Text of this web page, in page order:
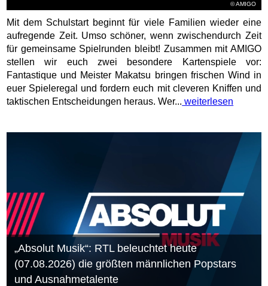
© AMIGO
Mit dem Schulstart beginnt für viele Familien wieder eine
aufregende Zeit. Umso schöner, wenn zwischendurch Zeit
für gemeinsame Spielrunden bleibt! Zusammen mit AMIGO
stellen wir euch zwei besondere Kartenspiele vor:
Fantastique und Meister Makatsu bringen frischen Wind in
euer Spieleregal und fordern euch mit cleveren Kniffen und
taktischen Entscheidungen heraus. Wer... weiterlesen
„Absolut Musik“: RTL beleuchtet heute
(07.08.2026) die größten männlichen Popstars
und Ausnahmetalente